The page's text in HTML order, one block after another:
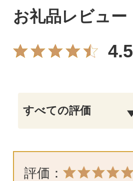
お礼品レビュー
4.5
評価：